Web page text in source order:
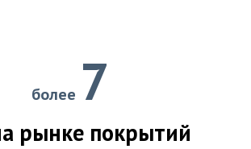
более 7
рынке покрытий